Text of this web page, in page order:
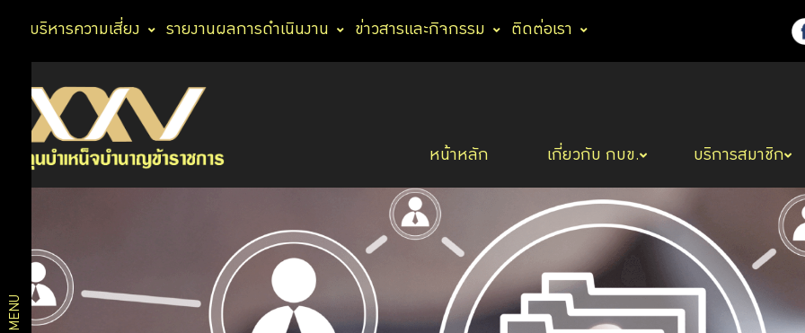
การบริหารความเสี่ยง รายงานผลการดำเนินงาน ข่าวสารและกิจกรรม ติดต่อเรา
หน้าหลัก เกี่ยวกับ กบข. บริการสมาชิก
MENU
MCS
Web
ฟอร์ม